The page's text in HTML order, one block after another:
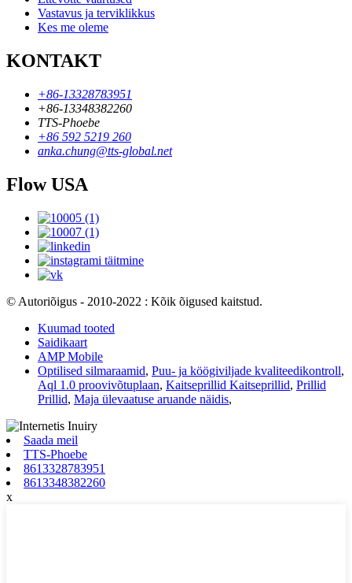
Vastavus ja terviklikkus
Kes me oleme
KONTAKT
+86-13328783951
+86-13348382260
TTS-Phoebe
+86 592 5219 260
anka.chung@tts-global.net
Flow USA
© Autoriõigus - 2010-2022 : Kõik õigused kaitstud.
Kuumad tooted
Saidikaart
AMP Mobile
Optilised silmaraamid, Puu- ja köögiviljade kvaliteedikontroll,
Aql 1.0 proovivõtuplaan, Kaitseprillid Kaitseprillid, Prillid
Prillid, Maja ülevaatuse aruande näidis,
Saada meil
TTS-Phoebe
8613328783951
8613348382260
x